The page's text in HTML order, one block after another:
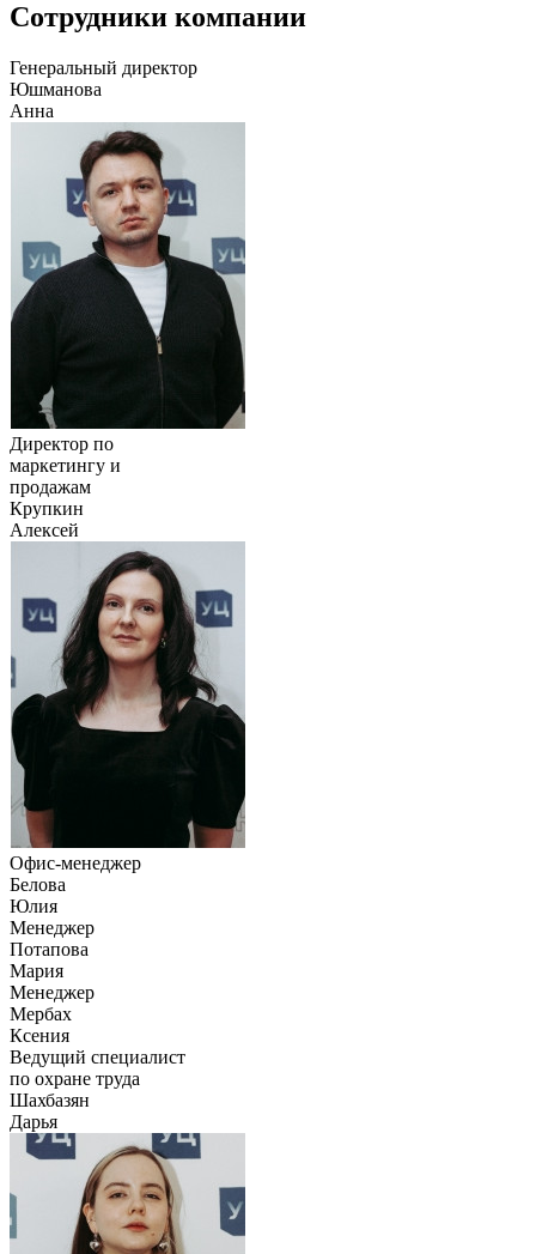
Сотрудники компании
Генеральный директор
Юшманова
Анна
Директор по
маркетингу и
продажам
Крупкин
Алексей
Офис-менеджер
Белова
Юлия
Менеджер
Потапова
Мария
Менеджер
Мербах
Ксения
Ведущий специалист
по охране труда
Шахбазян
Дарья